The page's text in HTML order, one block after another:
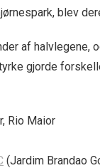
blev
af
gjorde
Rio Maior
(Jardim Brandao